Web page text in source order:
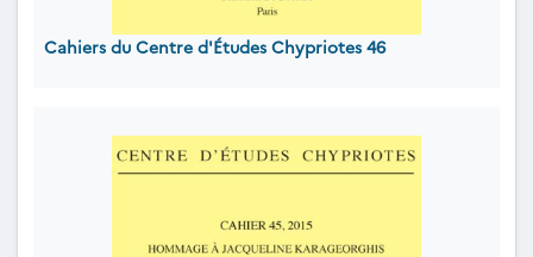
Cahiers du Centre d'Études Chypriotes 46